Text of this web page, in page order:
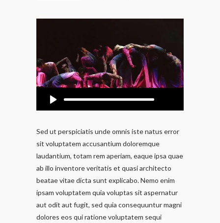
Audio
Player
Sed ut perspiciatis unde omnis iste natus error
sit voluptatem accusantium doloremque
laudantium, totam rem aperiam, eaque ipsa quae
ab illo inventore veritatis et quasi architecto
beatae vitae dicta sunt explicabo. Nemo enim
ipsam voluptatem quia voluptas sit aspernatur
aut odit aut fugit, sed quia consequuntur magni
dolores eos qui ratione voluptatem sequi